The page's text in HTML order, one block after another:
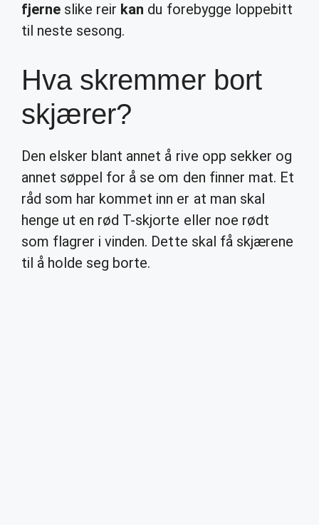
fjerne slike reir kan du forebygge loppebitt
til neste sesong.
Hva skremmer bort
skjærer?
Den elsker blant annet å rive opp sekker og
annet søppel for å se om den finner mat. Et
råd som har kommet inn er at man skal
henge ut en rød T-skjorte eller noe rødt
som flagrer i vinden. Dette skal få skjærene
til å holde seg borte.